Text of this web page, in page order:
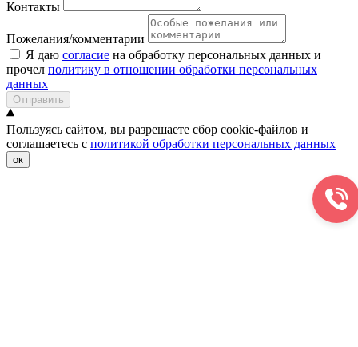
Контакты
Пожелания/комментарии
Я даю согласие на обработку персональных данных и
прочел политику в отношении обработки персональных
данных
Отправить
Пользуясь сайтом, вы разрешаете сбор cookie-файлов и
соглашаетесь с политикой обработки персональных данных
ок